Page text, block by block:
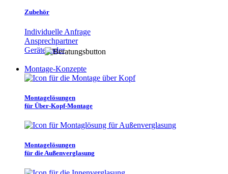
Zubehör
Individuelle Anfrage
Ansprechpartner
Gerätefinder
Montage-Konzepte
Montagelösungen
für Über-Kopf-Montage
Montagelösungen
für die Außenverglasung